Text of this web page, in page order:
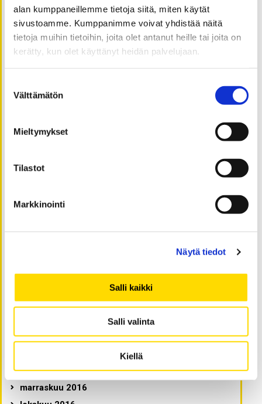
alan kumppaneillemme tietoja siitä, miten käytät
sivustoamme. Kumppanimme voivat yhdistää näitä
tietoja muihin tietoihin, joita olet antanut heille tai joita on
kerätty, kun olet käyttänyt heidän palvelujaan.
valinta
Välttämätön
Mieltymykset
Tilastot
Markkinointi
Näytä tiedot
Salli kaikki
Salli valinta
Kiellä
huhtikuu 2019
helmikuu 2019
tammikuu 2019
joulukuu 2018
elokuu 2018
maaliskuu 2018
tammikuu 2018
kesäkuu 2017
helmikuu 2017
joulukuu 2016
marraskuu 2016